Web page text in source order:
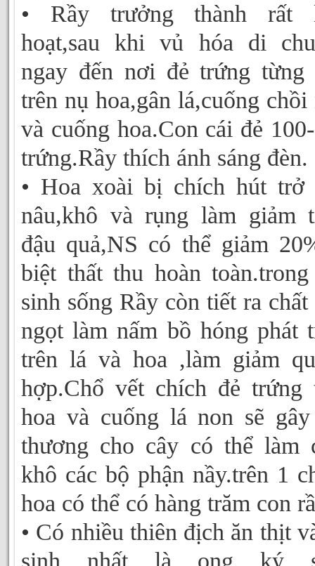
• Rầy trưởng thành rất
hoạt,sau khi vủ hóa di
ngay đến nơi đẻ trứng từng
trên nụ hoa,gân lá,cuống chồi
và cuống hoa.Con cái đẻ
trứng.Rầy thích ánh sáng đèn.
• Hoa xoài bị chích hút trở
nâu,khô và rụng làm giảm
đậu quả,NS có thể giảm
biệt thất thu hoàn
sinh sống Rầy còn tiết ra chất
ngọt làm nấm bồ hóng phát
trên lá và hoa ,làm giảm
hợp.Chổ vết chích đẻ trứng
hoa và cuống lá non sẽ
thương cho cây có thể làm
khô các bộ phận nầy.trên 1
hoa có thể có hàng trăm con
• Có nhiều thiên địch ăn thịt
sinh nhất là ong ký